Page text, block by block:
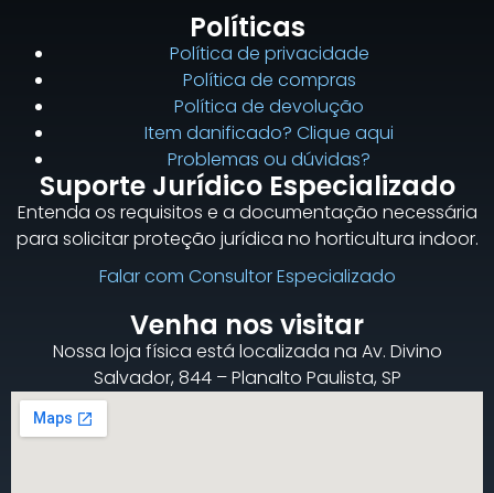
Políticas
Política de privacidade
Política de compras
Política de devolução
Item danificado? Clique aqui
Problemas ou dúvidas?
Suporte Jurídico Especializado
Entenda os requisitos e a documentação necessária
para solicitar proteção jurídica no horticultura indoor.
Falar com Consultor Especializado
Venha nos visitar
Nossa loja física está localizada na Av. Divino
Salvador, 844 – Planalto Paulista, SP